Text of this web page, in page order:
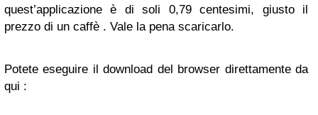
quest’applicazione è di soli 0,79 centesimi, giusto il
prezzo di un caffè . Vale la pena scaricarlo.
Potete eseguire il download del browser direttamente da
qui :